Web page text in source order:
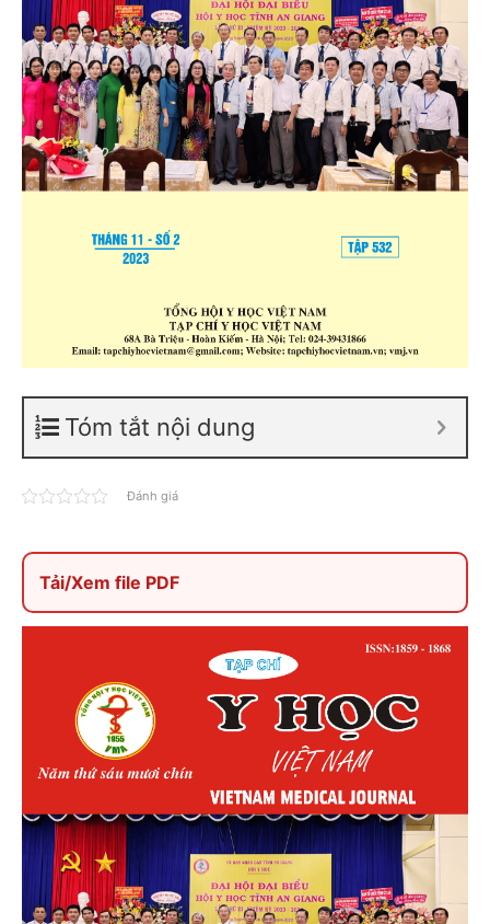
Tóm tắt nội dung
Đánh giá
Tải/Xem file PDF